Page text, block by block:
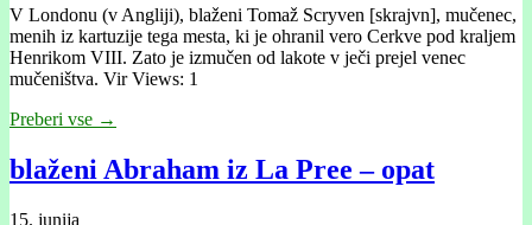
V Londonu (v Angliji), blaženi Tomaž Scryven [skrajvn], mučenec,
menih iz kartuzije tega mesta, ki je ohranil vero Cerkve pod kraljem
Henrikom VIII. Zato je izmučen od lakote v ječi prejel venec
mučeništva. Vir Views: 1
Preberi vse →
blaženi Abraham iz La Pree – opat
15. junija